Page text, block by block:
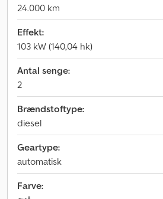
24.000 km
Effekt:
103 kW (140,04 hk)
Antal senge:
2
Brændstoftype:
diesel
Geartype:
automatisk
Farve: